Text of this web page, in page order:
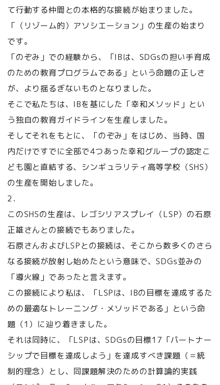
て行動する仲間との本格的な接続が始まりました。
「（リゾーム的）アソシエーション」の生産の始まり
です。
「のぞみ」での経験から、「IBは、SDGsの担い手育成
のための教育プログラムである」という命題の正しさ
が、より揺るぎないものとなりました。
そこで私たちは、IBを基にした「幸和メソッド」とい
う独自の教育ガイドラインを生産しました。
そしてそれをもとに、「のぞみ」をはじめ、当時、国
内だけですでに全部で4つあった幸和グループの認定こ
ども園と直結する、シンギュラリティ高等学校（SHS）
の生産を開始しました。
2．
このSHSの生産は、レゴシリアスプレイ（LSP）の石原
正雄さんとの接続でもありました。
石原さんおよびLSPとの接続は、そこから数多くのさら
なる接続が放射し始めたという意味で、SDGs並みの
「導火線」であったと言えます。
この接続により私は、「LSPは、IBの目標を達成するた
めの最適なトレーニング・メソッドである」という命
題（1）に辿り着きました。
それは同時に、「LSPは、SDGsの目標17「パートナー
シップで目標を達成しよう」を達成すべき課題（＝統
制的理念）とし、同課題解決のための計算論的実践